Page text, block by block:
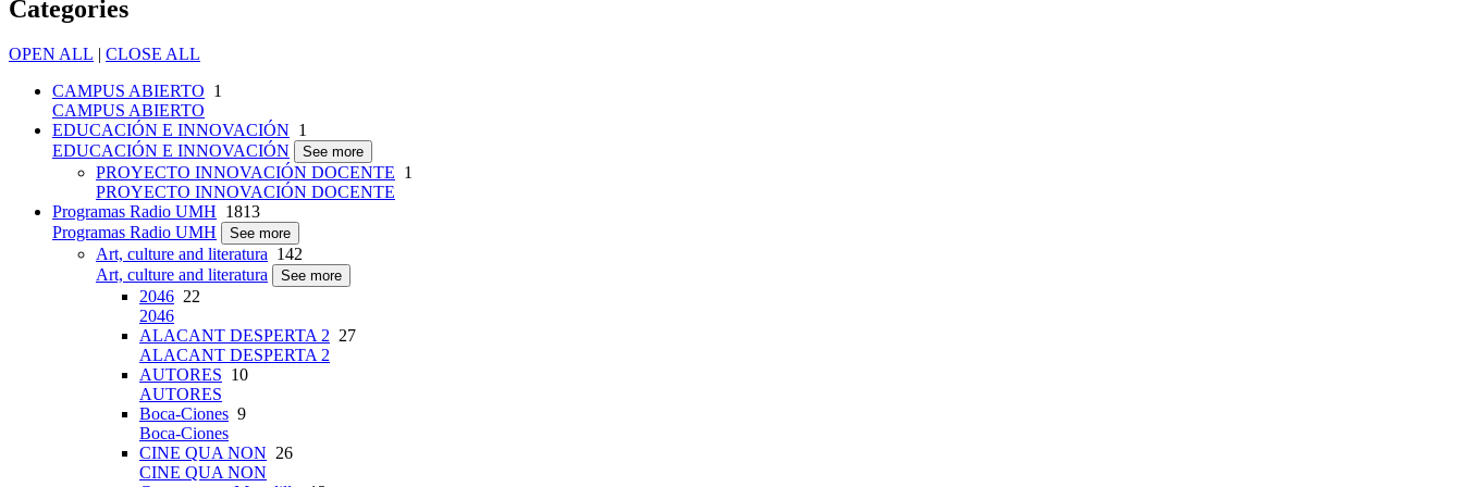
Categories
OPEN ALL | CLOSE ALL
CAMPUS ABIERTO 1
CAMPUS ABIERTO
EDUCACIÓN E INNOVACIÓN 1
EDUCACIÓN E INNOVACIÓN
See more
PROYECTO INNOVACIÓN DOCENTE 1
PROYECTO INNOVACIÓN DOCENTE
Programas Radio UMH 1813
Programas Radio UMH
See more
Art, culture and literatura 142
Art, culture and literatura
See more
2046 22
2046
ALACANT DESPERTA 2 27
ALACANT DESPERTA 2
AUTORES 10
AUTORES
Boca-Ciones 9
Boca-Ciones
CINE QUA NON 26
CINE QUA NON